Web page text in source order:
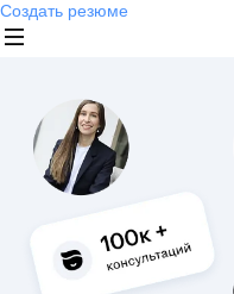
Создать резюме